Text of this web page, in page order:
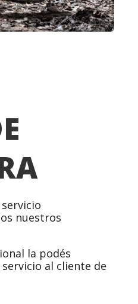
nuestros
la podés
al cliente de